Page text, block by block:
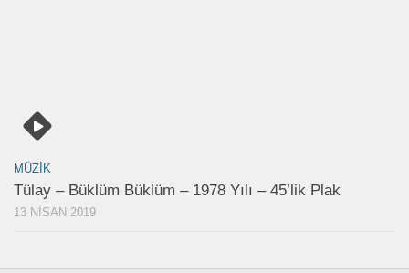
MÜZIK
Tülay – Büklüm Büklüm – 1978 Yılı – 45’lik Plak
13 NISAN 2019